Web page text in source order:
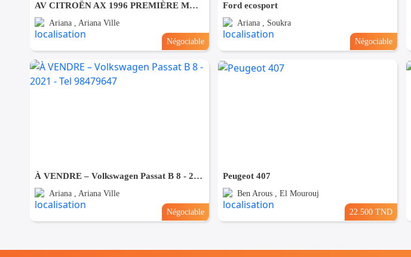
AV CITROËN AX 1996 PREMIÈRE MAIN - TEL 98479647
Ariana , Ariana Ville
Négociable
Ford ecosport
Ariana , Soukra
Négociable
À VENDRE – Volkswagen Passat B 8 - 2021 - Tel 98479647
Ariana , Ariana Ville
Négociable
Peugeot 407
Ben Arous , El Mourouj
22.500 TND